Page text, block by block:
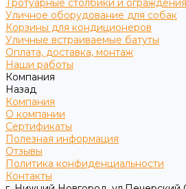
Уличное оборудование для собак
Корзины для кондиционеров
Уличные встраиваемые батуты
Оплата, доставка, монтаж
Наши работы
Компания
Назад
Компания
О компании
Сертификаты
Полезная информация
Отзывы
Политика конфиденциальности
Контакты